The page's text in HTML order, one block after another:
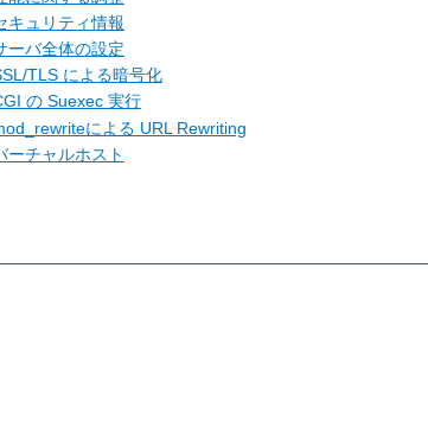
キュリティ情報
ーバ全体の設定
TLS による暗号化
の Suexec 実行
による URL Rewriting
ーチャルホスト